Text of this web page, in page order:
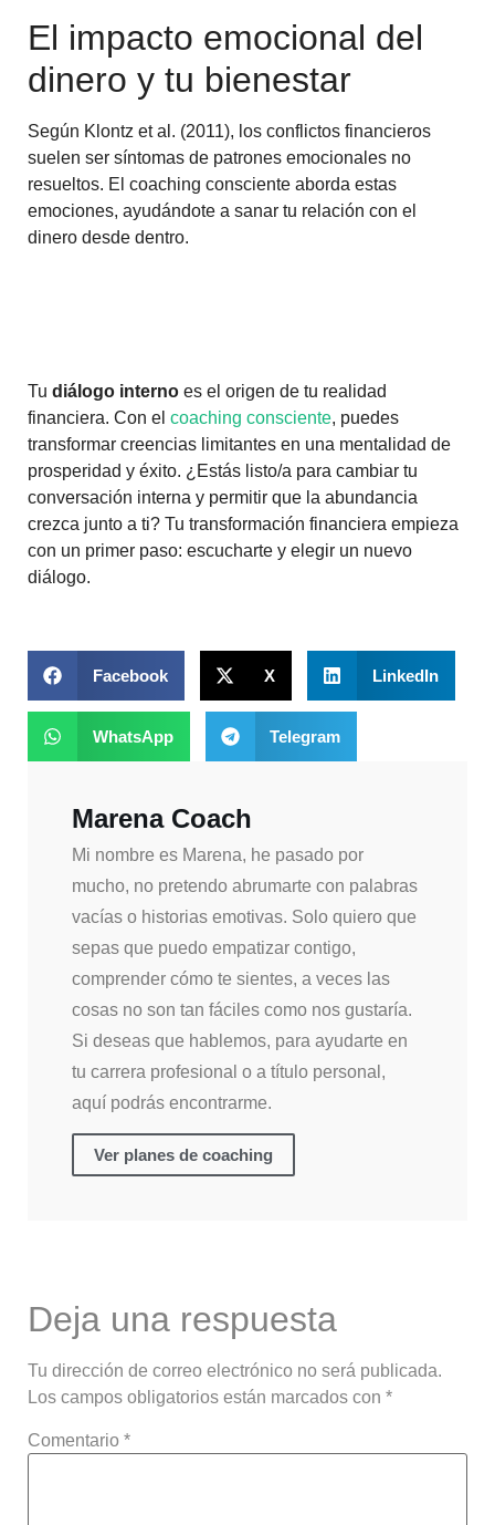
El impacto emocional del
dinero y tu bienestar
Según Klontz et al. (2011), los conflictos financieros
suelen ser síntomas de patrones emocionales no
resueltos. El coaching consciente aborda estas
emociones, ayudándote a sanar tu relación con el
dinero desde dentro.
Tu diálogo interno es el origen de tu realidad
financiera. Con el coaching consciente, puedes
transformar creencias limitantes en una mentalidad de
prosperidad y éxito. ¿Estás listo/a para cambiar tu
conversación interna y permitir que la abundancia
crezca junto a ti? Tu transformación financiera empieza
con un primer paso: escucharte y elegir un nuevo
diálogo.
Facebook X LinkedIn
WhatsApp Telegram
Marena Coach
Mi nombre es Marena, he pasado por
mucho, no pretendo abrumarte con palabras
vacías o historias emotivas. Solo quiero que
sepas que puedo empatizar contigo,
comprender cómo te sientes, a veces las
cosas no son tan fáciles como nos gustaría.
Si deseas que hablemos, para ayudarte en
tu carrera profesional o a título personal,
aquí podrás encontrarme.
Ver planes de coaching
Deja una respuesta
Tu dirección de correo electrónico no será publicada.
Los campos obligatorios están marcados con *
Comentario *